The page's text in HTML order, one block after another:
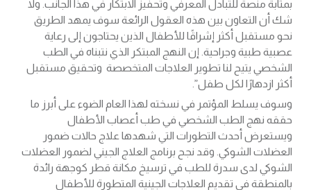
بمثابة منصة للتبادل المعرفي وتحفيز الابتكار في هذا الجانب. ولا
شك أن التعاون بين هذه العقول الرائعة سوف يمهد الطريق
نحو مستقبل أكثر إشراقًا للأطفال الذين يحتاجون إلى رعاية
عصبية طبية وجراحية. إن النهج المبتكر الذي نتبناه في الطب
الشخصي يتيح لنا تطوير العلاجات المتخصصة وتحقيق مستقبل
أكثر ازدهارًا لكل طفل”.
وسوف يسلط المؤتمر في نسخته لهذا العام الضوء على أبرز ما
حققه نهج الطب الشخصي في طب أعصاب الأطفال
ويستعرض أحدث التطورات التي شهدها علاج حالات ضمور
العضلات الشوكي. وقد نجح برنامج العلاج الجيني لضمور العضلات
الشوكي لدى سدرة للطب في ترسيخ مكانة قطر كوجهة رائدة
بالمنطقة في تقديم العلاجات الجينية المتطورة للأطفال